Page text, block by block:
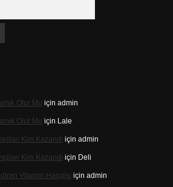
Olur Mu için admin
Olur Mu için Lale
Kim Kazandı için admin
Kim Kazandı için Deli
Vitamin Hangisi için admin